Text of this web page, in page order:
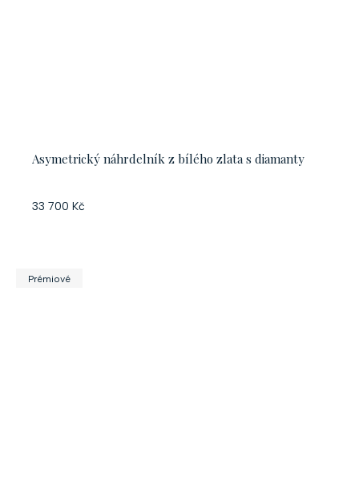
Asymetrický náhrdelník z bílého zlata s diamanty
33 700 Kč
Prémiové